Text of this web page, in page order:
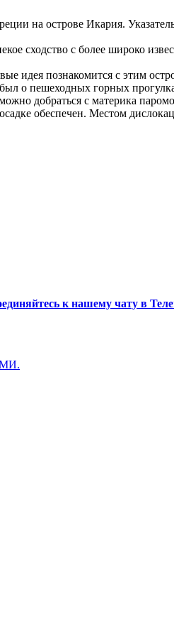
на острове Икария.
сходство с более широко
идея познакомится с этим
о пешеходных горных
добраться с материка
обеспечен. Местом
к нашему чату в